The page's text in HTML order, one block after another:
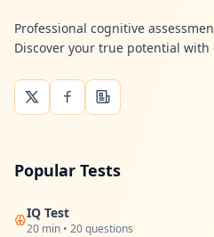
Professional cognitive
Discover your true potential
Popular Tests
IQ Test
20 min • 20 questions